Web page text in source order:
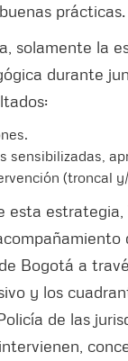
prácticas.
solamente la
durante
sensibilizadas,
(troncal
esta estrategia,
Bogotá a
y los
de las